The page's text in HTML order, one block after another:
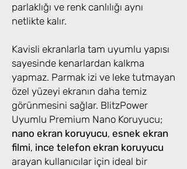
parlaklığı ve renk canlılığı aynı
netlikte kalır.
Kavisli ekranlarla tam uyumlu yapısı
sayesinde kenarlardan kalkma
yapmaz. Parmak izi ve leke tutmayan
özel yüzeyi ekranın daha temiz
görünmesini sağlar. BlitzPower
Uyumlu Premium Nano Koruyucu;
nano ekran koruyucu, esnek ekran
filmi, ince telefon ekran koruyucu
arayan kullanıcılar için ideal bir